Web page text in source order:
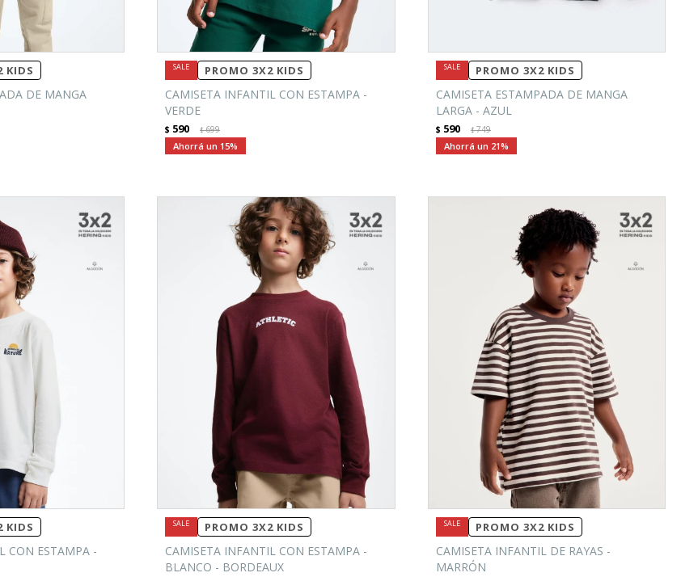
KIDS
DE MANGA
PROMO 3X2 KIDS
CAMISETA INFANTIL CON ESTAMPA -
VERDE
$ 590 $699
15
PROMO 3X2 KIDS
CAMISETA ESTAMPADA DE MANGA
LARGA - AZUL
$ 590 $749
21
KIDS
CON ESTAMPA -
PROMO 3X2 KIDS
CAMISETA INFANTIL CON ESTAMPA -
BLANCO - BORDEAUX
PROMO 3X2 KIDS
CAMISETA INFANTIL DE RAYAS -
MARRÓN